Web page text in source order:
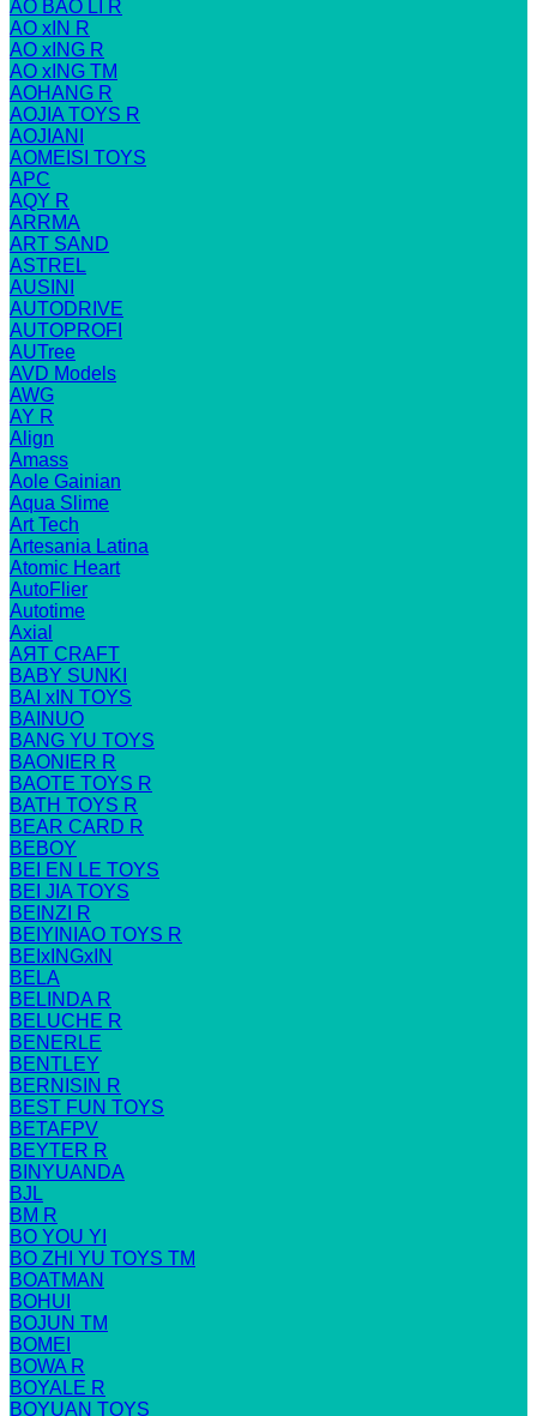
AO BAO LI R
AO xIN R
AO xING R
AO xING TM
AOHANG R
AOJIA TOYS R
AOJIANI
AOMEISI TOYS
APC
AQY R
ARRMA
ART SAND
ASTREL
AUSINI
AUTODRIVE
AUTOPROFI
AUTree
AVD Models
AWG
AY R
Align
Amass
Aole Gainian
Aqua Slime
Art Tech
Artesania Latina
Atomic Heart
AutoFlier
Autotime
Axial
AЯT CRAFT
BABY SUNKI
BAI xIN TOYS
BAINUO
BANG YU TOYS
BAONIER R
BAOTE TOYS R
BATH TOYS R
BEAR CARD R
BEBOY
BEI EN LE TOYS
BEI JIA TOYS
BEINZI R
BEIYINIAO TOYS R
BEIxINGxIN
BELA
BELINDA R
BELUCHE R
BENERLE
BENTLEY
BERNISIN R
BEST FUN TOYS
BETAFPV
BEYTER R
BINYUANDA
BJL
BM R
BO YOU YI
BO ZHI YU TOYS TM
BOATMAN
BOHUI
BOJUN TM
BOMEI
BOWA R
BOYALE R
BOYUAN TOYS